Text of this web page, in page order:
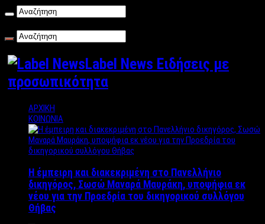
Label News Ειδήσεις με
προσωπικότητα
ΑΡΧΙΚΗ
ΚΟΙΝΩΝΙΑ
Η έμπειρη και διακεκριμένη στο Πανελλήνιο
δικηγόρος, Σωσώ Μαναρά Μαυράκη, υποψήφια εκ
νέου για την Προεδρία του δικηγορικού συλλόγου
Θήβας